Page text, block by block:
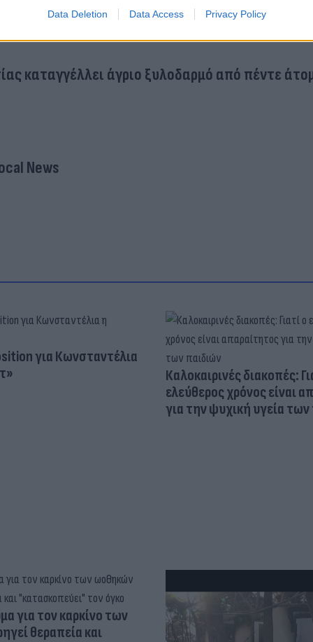
Data Deletion Data Access Privacy Policy
17χρονο και τον έστειλαν στο νοσοκομείο
ανήλικος μαθητής μετά από άγρια
καταγγέλλει άγριο ξυλοδαρμό από πέντε
News
για Κωνσταντέλια
Καλοκαιρινές διακοπές:
ελεύθερος χρόνος είναι
για την ψυχική υγεία
για τον καρκίνο των
θεραπεία και